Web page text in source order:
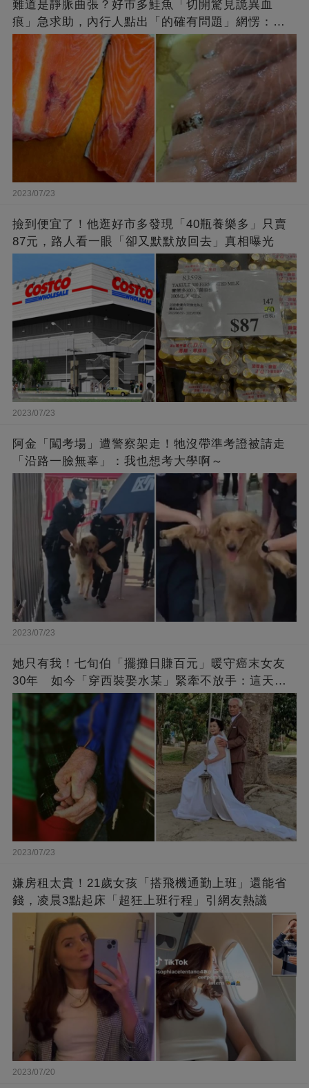
難道是靜脈曲張？好市多鮭魚「切開驚見詭異血
痕」急求助，內行人點出「的確有問題」網愣：不
退貨照吃
2023/07/23
撿到便宜了！他逛好市多發現「40瓶養樂多」只賣
87元，路人看一眼「卻又默默放回去」真相曝光
2023/07/23
阿金「闖考場」遭警察架走！牠沒帶準考證被請走
「沿路一臉無辜」：我也想考大學啊～
2023/07/23
她只有我！七旬伯「擺攤日賺百元」暖守癌末女友
30年 如今「穿西裝娶水某」緊牽不放手：這天等
了好久
2023/07/23
嫌房租太貴！21歲女孩「搭飛機通勤上班」還能省
錢，凌晨3點起床「超狂上班行程」引網友熱議
2023/07/20